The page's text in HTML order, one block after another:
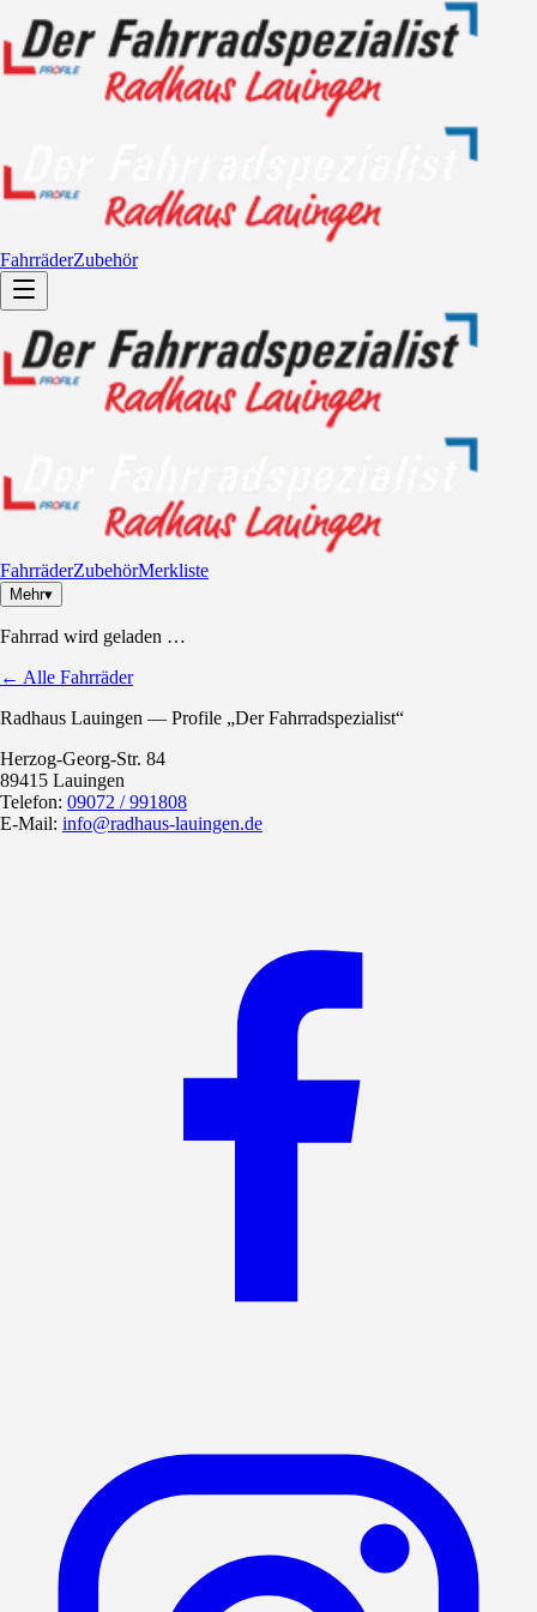
FahrräderZubehör
FahrräderZubehörMerkliste
Mehr▾
Fahrrad wird geladen …
← Alle Fahrräder
Radhaus Lauingen — Profile „Der Fahrradspezialist“
Herzog-Georg-Str. 84
89415 Lauingen
Telefon: 09072 / 991808
E-Mail: info@radhaus-lauingen.de